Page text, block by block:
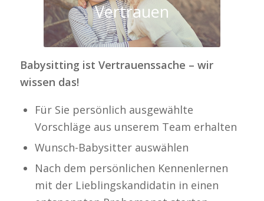
Vertrauen
Babysitting ist Vertrauenssache – wir
wissen das!
Für Sie persönlich ausgewählte
Vorschläge aus unserem Team erhalten
Wunsch-Babysitter auswählen
Nach dem persönlichen Kennenlernen
mit der Lieblingskandidatin in einen